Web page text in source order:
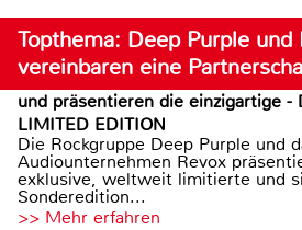
Topthema: Deep Purple und
vereinbaren eine
und präsentieren die einzigartige -
LIMITED EDITION
Die Rockgruppe Deep Purple und
Audiounternehmen Revox
exklusive, weltweit limitierte und
Sonderedition...
>> Mehr erfahren